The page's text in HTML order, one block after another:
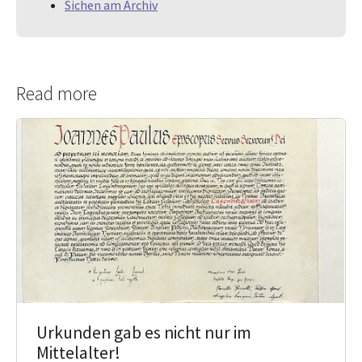
Sichen am Archiv
Read more
Urkunden gab es nicht nur im
Mittelalter!